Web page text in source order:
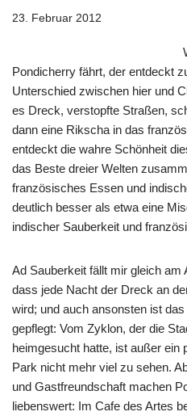
23. Februar 2012
Pondicherry fährt, der entdeckt
Unterschied zwischen hier und
es Dreck, verstopfte Straßen,
dann eine Rikscha in das
entdeckt die wahre Schönheit
das Beste dreier Welten
französisches Essen und
deutlich besser als etwa eine
indischer Sauberkeit und
Ad Sauberkeit fällt mir gleich am
dass jede Nacht der Dreck an
wird; und auch ansonsten ist
gepflegt: Vom Zyklon, der die
heimgesucht hatte, ist außer ein
Park nicht mehr viel zu sehen.
und Gastfreundschaft machen
liebenswert: Im Cafe des Artes